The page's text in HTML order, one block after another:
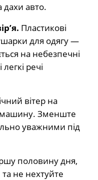
дахи авто.
Пластикові
для одягу —
на небезпечні
речі
вітер на
машину. Зменште
уважними під
половину дня,
не нехтуйте